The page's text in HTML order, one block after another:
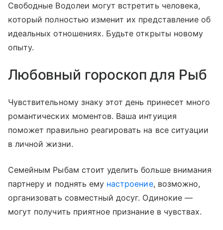
Свободные Водолеи могут встретить человека,
который полностью изменит их представление об
идеальных отношениях. Будьте открыты новому
опыту.
Любовный гороскоп для Рыб
Чувствительному знаку этот день принесет много
романтических моментов. Ваша интуиция
поможет правильно реагировать на все ситуации
в личной жизни.
Семейным Рыбам стоит уделить больше внимания
партнеру и поднять ему настроение, возможно,
организовать совместный досуг. Одинокие —
могут получить приятное признание в чувствах.